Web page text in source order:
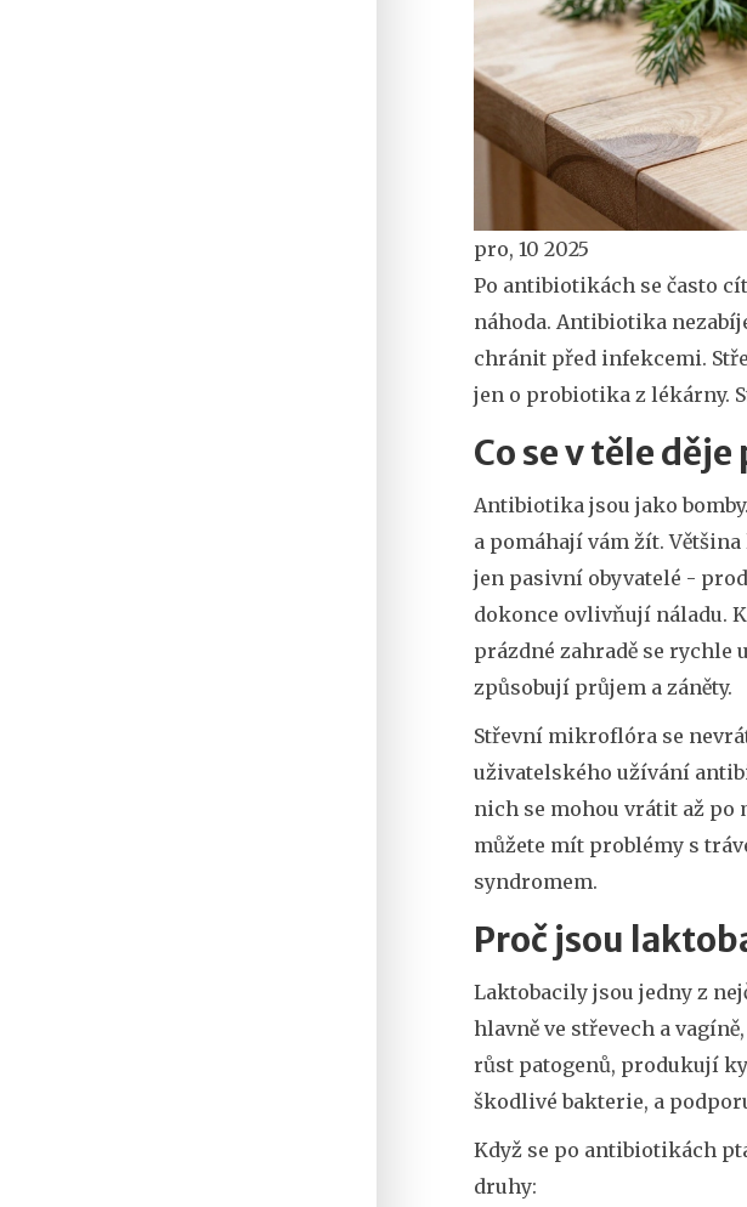
pro, 10 2025
Po antibiotikách se často
náhoda. Antibiotika
chránit před infekcemi.
jen o probiotika z lékárny.
Co se v těle
Antibiotika jsou jako
a pomáhají vám žít.
jen pasivní obyvatelé -
dokonce ovlivňují náladu.
prázdné zahradě se
způsobují průjem a záněty.
Střevní mikroflóra se
uživatelského užívání
nich se mohou vrátit až po
můžete mít problémy s
syndromem.
Proč jsou
Laktobacily jsou jedny z
hlavně ve střevech a
růst patogenů, produkují
škodlivé bakterie, a
Když se po antibiotikách
druhy: